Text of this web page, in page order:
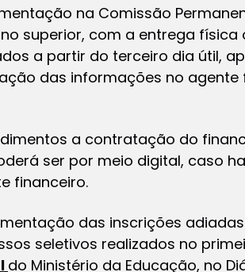
na Comissão
superior, com a entrega física
a partir do terceiro dia útil,
das informações no agente
a contratação do
ser por meio digital, caso
financeiro.
das inscrições
seletivos realizados no
do Ministério da Educação, no